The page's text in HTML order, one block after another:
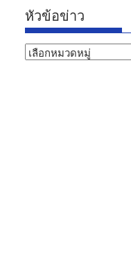
หัวข้อข่าว
หัวข้อ